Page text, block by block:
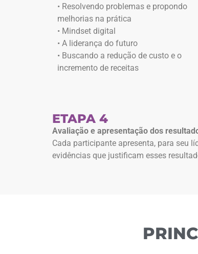
• Resolvendo problemas e propondo
melhorias na prática
• Mindset digital
• A liderança do futuro
• Buscando a redução de custo e o
incremento de receitas
ETAPA 4
Avaliação e apresentação dos
Cada participante apresenta, para seu
evidências que justificam esses